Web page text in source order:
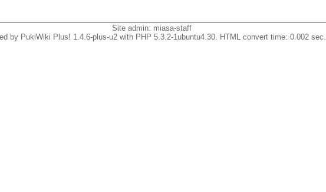
Site admin: miasa-staff
by PukiWiki Plus! 1.4.6-plus-u2 with PHP 5.3.2-1ubuntu4.30. HTML convert time: 0.002 sec.